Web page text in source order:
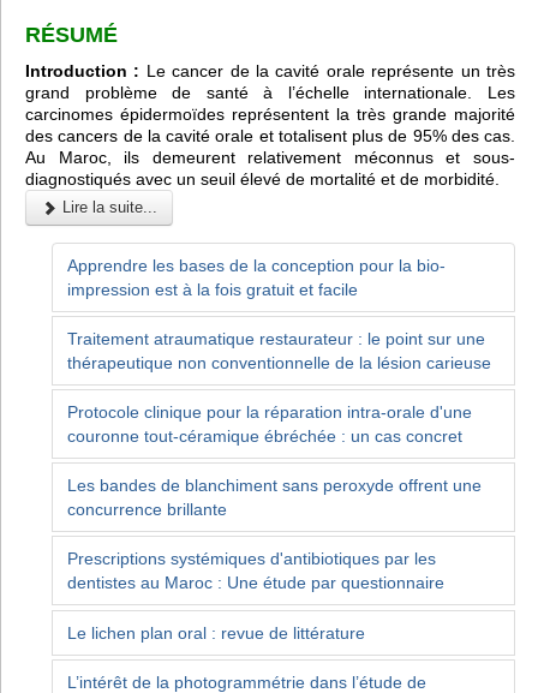
RÉSUMÉ
Introduction : Le cancer de la cavité orale représente un très
grand problème de santé à l’échelle internationale. Les
carcinomes épidermoïdes représentent la très grande majorité
des cancers de la cavité orale et totalisent plus de 95% des cas.
Au Maroc, ils demeurent relativement méconnus et sous-
diagnostiqués avec un seuil élevé de mortalité et de morbidité.
Lire la suite...
Apprendre les bases de la conception pour la bio-
impression est à la fois gratuit et facile
Traitement atraumatique restaurateur : le point sur une
thérapeutique non conventionnelle de la lésion carieuse
Protocole clinique pour la réparation intra-orale d'une
couronne tout-céramique ébréchée : un cas concret
Les bandes de blanchiment sans peroxyde offrent une
concurrence brillante
Prescriptions systémiques d'antibiotiques par les
dentistes au Maroc : Une étude par questionnaire
Le lichen plan oral : revue de littérature
L’intérêt de la photogrammétrie dans l’étude de